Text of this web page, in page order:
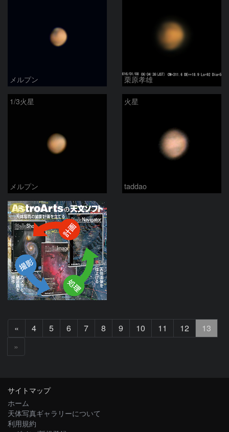
メルプン 栗原孝雄
1/3火星
メルプン
火星
taddao
PR
«
へ
4 5 6 7 8 9 10 11 12
13
»
サイトマップ
ホーム
天体写真ギャラリーについて
利用規約